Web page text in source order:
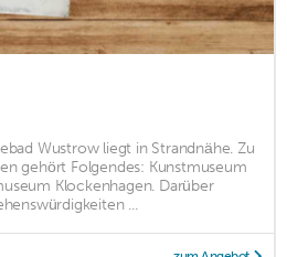
Wustrow liegt in Strandnähe. Zu
gehört Folgendes: Kunstmuseum
Klockenhagen. Darüber
...